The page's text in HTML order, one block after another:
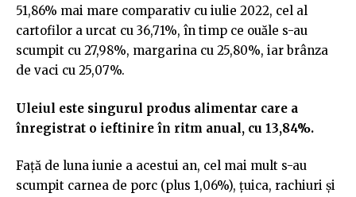
51,86% mai mare comparativ cu iulie 2022, cel al
cartofilor a urcat cu 36,71%, în timp ce ouăle s-au
scumpit cu 27,98%, margarina cu 25,80%, iar brânza
de vaci cu 25,07%.
Uleiul este singurul produs alimentar care a
înregistrat o ieftinire în ritm anual, cu 13,84%.
Faţă de luna iunie a acestui an, cel mai mult s-au
scumpit carnea de porc (plus 1,06%), ţuica, rachiuri şi